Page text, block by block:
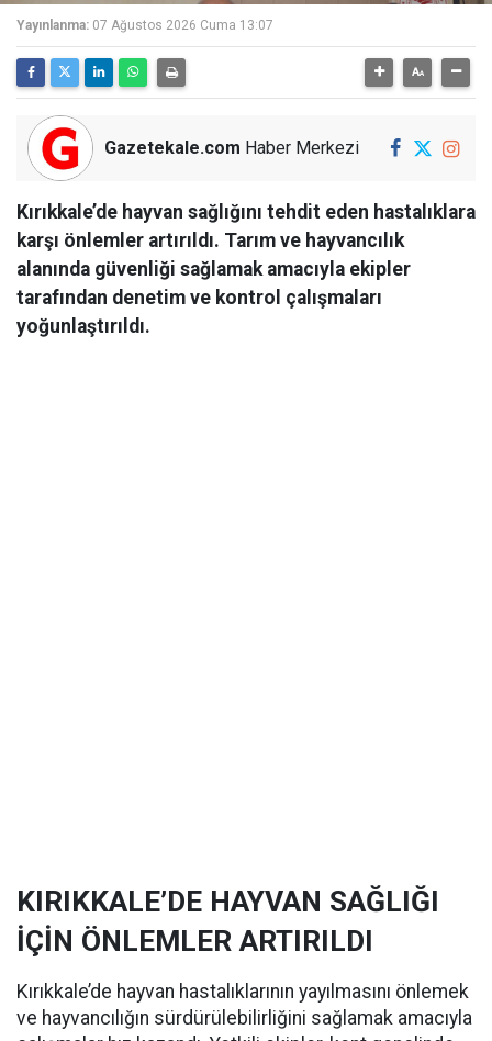
Yayınlanma: 07 Ağustos 2026 Cuma 13:07
Gazetekale.com Haber Merkezi
Kırıkkale’de hayvan sağlığını tehdit eden hastalıklara
karşı önlemler artırıldı. Tarım ve hayvancılık
alanında güvenliği sağlamak amacıyla ekipler
tarafından denetim ve kontrol çalışmaları
yoğunlaştırıldı.
KIRIKKALE’DE HAYVAN SAĞLIĞI
İÇİN ÖNLEMLER ARTIRILDI
Kırıkkale’de hayvan hastalıklarının yayılmasını önlemek
ve hayvancılığın sürdürülebilirliğini sağlamak amacıyla